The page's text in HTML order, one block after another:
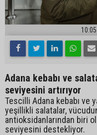
10:05
Adana kebabı ve
seviyesini artırıyor
Tescilli Adana kebabı ve
yeşillikli salatalar,
antioksidanlarından biri
seviyesini destekliyor.